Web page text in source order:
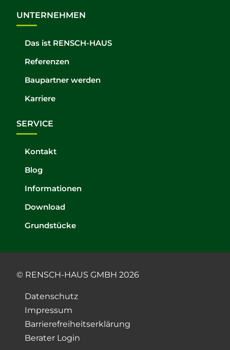
UNTERNEHMEN
Das ist RENSCH-HAUS
Referenzen
Baupartner werden
Karriere
SERVICE
Kontakt
Blog
Informationen
Download
Grundstücke
© RENSCH-HAUS GMBH 2026
Datenschutz
Impressum
Barrierefreiheitserklärung
Berater Login